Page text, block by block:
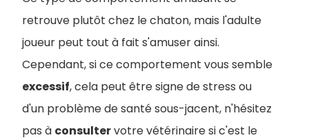
retrouve plutôt chez le chaton, mais l'adulte
joueur peut tout à fait s'amuser ainsi.
Cependant, si ce comportement vous semble
excessif, cela peut être signe de stress ou
d'un problème de santé sous-jacent, n'hésitez
pas à consultervotre vétérinaire si c'est le